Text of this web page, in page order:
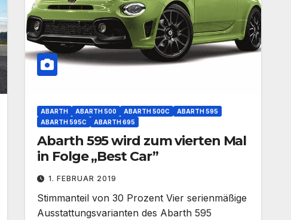
ABARTH ABARTH 500 ABARTH 500C
ABARTH 595
ABARTH 595C
ABARTH 695
Abarth 595 wird zum vierten Mal
in Folge „Best Car”
1. FEBRUAR 2019
Stimmanteil von 30 Prozent Vier serienmäßige
Ausstattungsvarianten des Abarth 595